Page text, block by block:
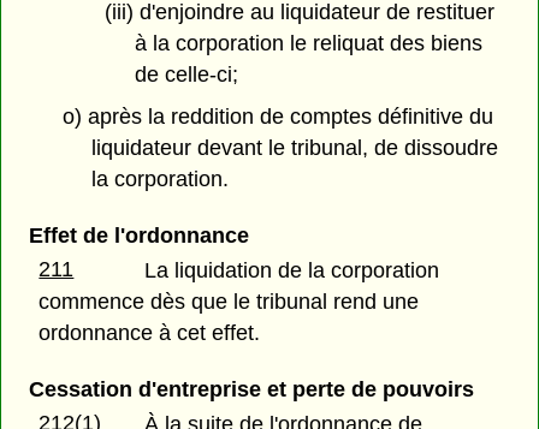
(iii) d'enjoindre au liquidateur de restituer
à la corporation le reliquat des biens
de celle-ci;
o) après la reddition de comptes définitive du
liquidateur devant le tribunal, de dissoudre
la corporation.
Effet de l'ordonnance
211
La liquidation de la corporation
commence dès que le tribunal rend une
ordonnance à cet effet.
Cessation d'entreprise et perte de pouvoirs
212(1)